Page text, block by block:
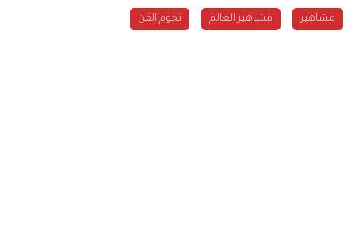
مشاهير مشاهير العالم نجوم الفن